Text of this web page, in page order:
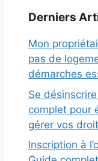
Derniers
Mon
pas de
démarches
Se
complet pour
gérer vos
Inscription à